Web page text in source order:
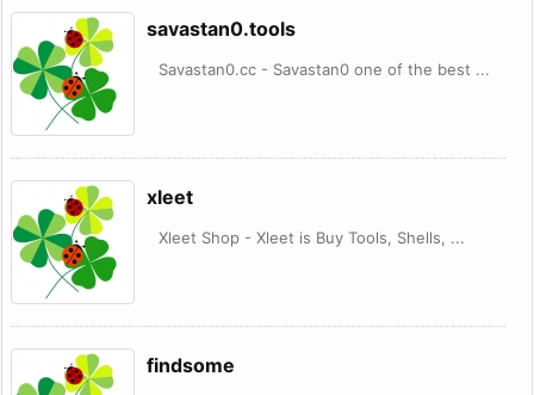
savastan0.tools
Savastan0.cc - Savastan0 one of the best ...
xleet
Xleet Shop - Xleet is Buy Tools, Shells, ...
findsome